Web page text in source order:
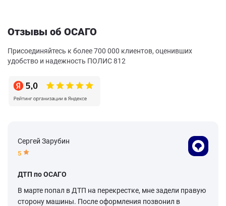
Отзывы об ОСАГО
Присоединяйтесь к более 700 000 клиентов, оценивших
удобство и надежность ПОЛИС 812
Сергей Зарубин
5
ДТП по ОСАГО
В марте попал в ДТП на перекрестке, мне задели правую
сторону машины. После оформления позвонил в